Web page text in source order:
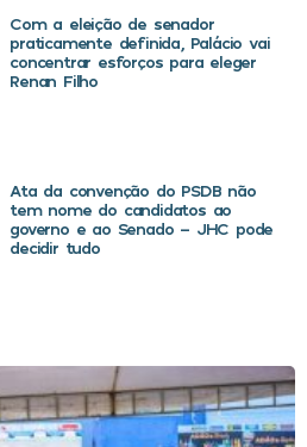
Com a eleição de senador
praticamente definida, Palácio vai
concentrar esforços para eleger
Renan Filho
Ata da convenção do PSDB não
tem nome do candidatos ao
governo e ao Senado – JHC pode
decidir tudo